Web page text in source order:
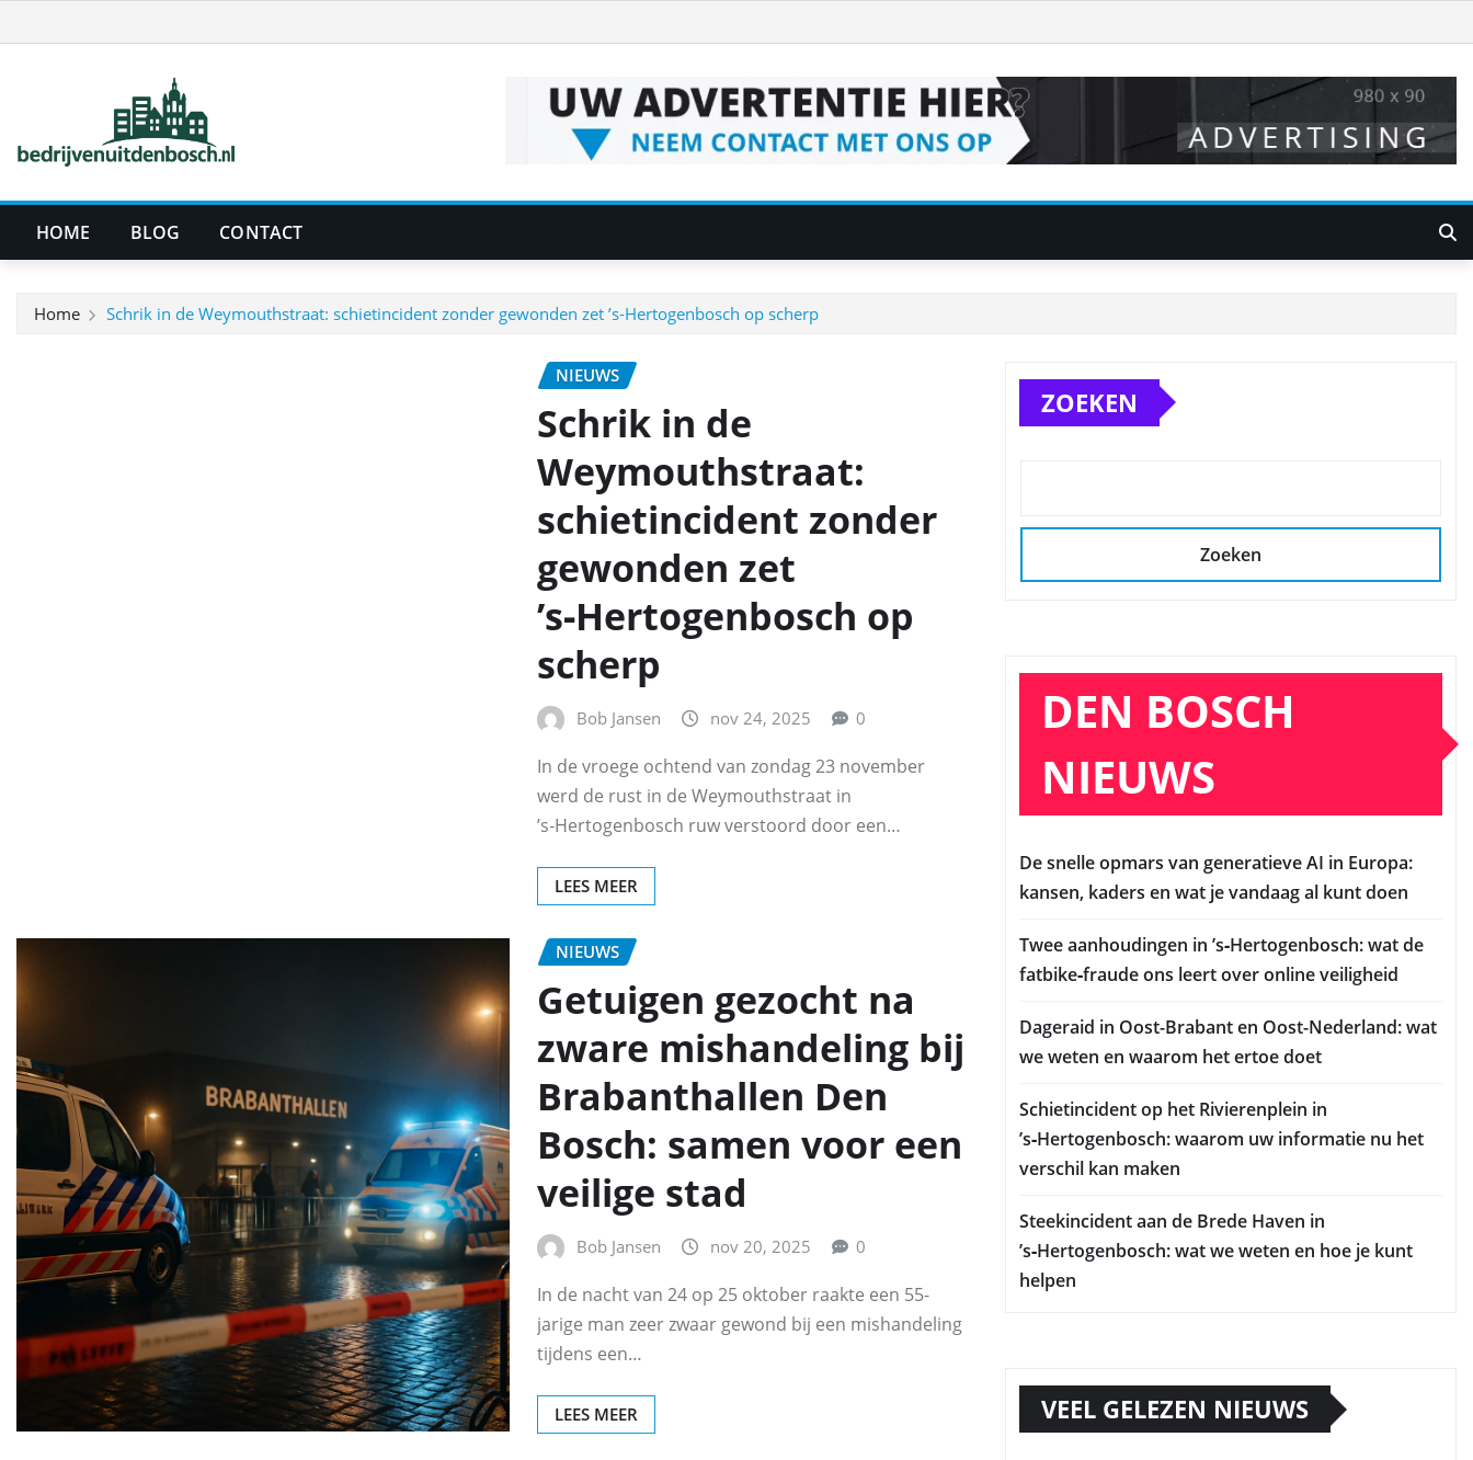
naar
HOME BLOG CONTACT
Home Schrik in de Weymouthstraat: schietincident zonder gewonden zet ’s‑Hertogenbosch op scherp
NIEUWS
Schrik in de
Weymouthstraat:
schietincident zonder
gewonden zet
’s‑Hertogenbosch op
scherp
Bob Jansen nov 24, 2025 0
In de vroege ochtend van zondag 23 november
werd de rust in de Weymouthstraat in
’s‑Hertogenbosch ruw verstoord door een…
LEES MEER
NIEUWS
Getuigen gezocht na
zware mishandeling bij
Brabanthallen Den
Bosch: samen voor een
veilige stad
Bob Jansen nov 20, 2025 0
In de nacht van 24 op 25 oktober raakte een 55-
jarige man zeer zwaar gewond bij een mishandeling
tijdens een…
LEES MEER
ZOEKEN
Zoeken
DEN BOSCH
NIEUWS
De snelle opmars van generatieve AI in Europa:
kansen, kaders en wat je vandaag al kunt doen
Twee aanhoudingen in ’s‑Hertogenbosch: wat de
fatbike‑fraude ons leert over online veiligheid
Dageraid in Oost-Brabant en Oost-Nederland: wat
we weten en waarom het ertoe doet
Schietincident op het Rivierenplein in
’s‑Hertogenbosch: waarom uw informatie nu het
verschil kan maken
Steekincident aan de Brede Haven in
’s‑Hertogenbosch: wat we weten en hoe je kunt
helpen
VEEL GELEZEN NIEUWS